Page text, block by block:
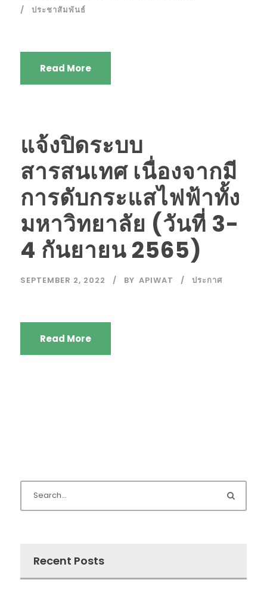
ประชาสัมพันธ์
Read More
แจ้งปิดระบบ
สารสนเทศ เนื่องจากมี
การดับกระแสไฟฟ้าทั้ง
มหาวิทยาลัย (วันที่ 3-
4 กันยายน 2565)
SEPTEMBER 2, 2022 BY APIWAT ประกาศ
Read More
Recent Posts